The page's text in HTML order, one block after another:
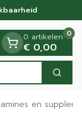
Zoek
0 artikelen
€ 0,00
0
en